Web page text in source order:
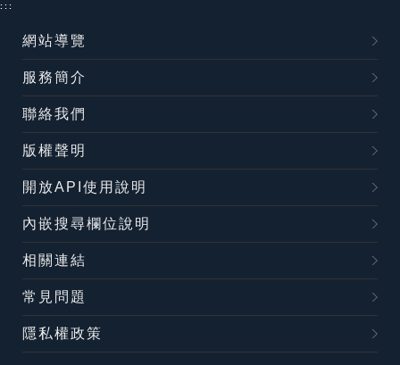
:::
網站導覽
服務簡介
聯絡我們
版權聲明
開放API使用說明
內嵌搜尋欄位說明
相關連結
常見問題
隱私權政策